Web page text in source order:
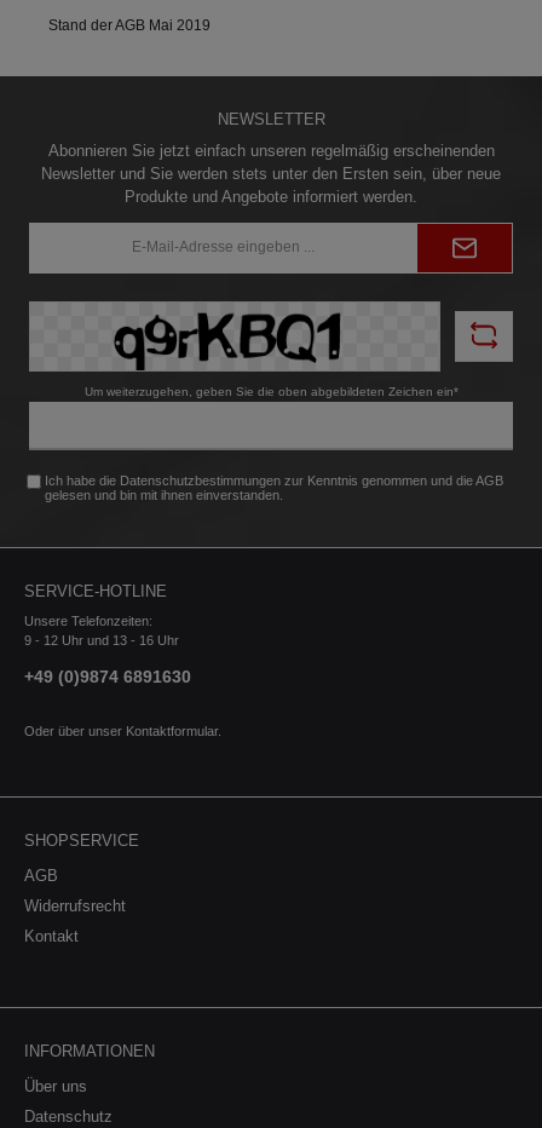
Stand der AGB Mai 2019
NEWSLETTER
Abonnieren Sie jetzt einfach unseren regelmäßig erscheinenden
Newsletter und Sie werden stets unter den Ersten sein, über neue
Produkte und Angebote informiert werden.
Mail-
Um weiterzugehen, geben Sie die oben abgebildeten Zeichen ein*
Ich habe die Datenschutzbestimmungen zur Kenntnis genommen und dieAGB
gelesen und bin mit ihnen einverstanden.
SERVICE-HOTLINE
Unsere Telefonzeiten:
9 - 12 Uhr und 13 - 16 Uhr
+49 (0)9874 6891630
Oder über unser Kontaktformular.
SHOPSERVICE
AGB
Widerrufsrecht
Kontakt
INFORMATIONEN
Über uns
Datenschutz